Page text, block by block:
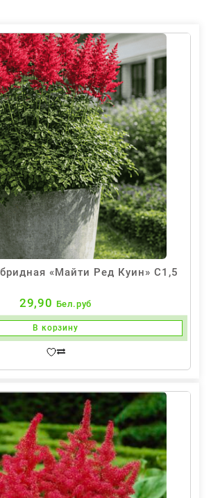
«Майти Ред Куин» С1,5
29,90 Бел.руб
В корзину